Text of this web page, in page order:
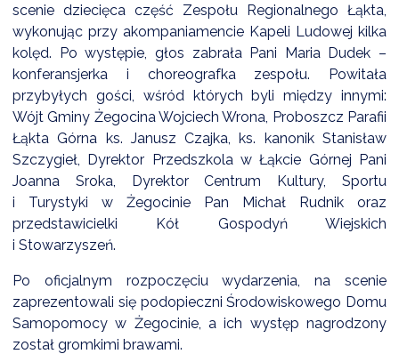
CZYSTE POWIETRZE
EWIDENCJA EMISYJNOŚCI BUDYNKÓW (CEEB)
scenie dziecięca część Zespołu Regionalnego Łąkta,
wykonując przy akompaniamencie Kapeli Ludowej kilka
kolęd. Po występie, głos zabrała Pani Maria Dudek –
konferansjerka i choreografka zespołu. Powitała
przybyłych gości, wśród których byli między innymi:
Wójt Gminy Żegocina Wojciech Wrona, Proboszcz Parafii
Łąkta Górna ks. Janusz Czajka, ks. kanonik Stanisław
Szczygieł, Dyrektor Przedszkola w Łąkcie Górnej Pani
Joanna Sroka, Dyrektor Centrum Kultury, Sportu
i Turystyki w Żegocinie Pan Michał Rudnik oraz
przedstawicielki Kół Gospodyń Wiejskich
i Stowarzyszeń.
Po oficjalnym rozpoczęciu wydarzenia, na scenie
zaprezentowali się podopieczni Środowiskowego Domu
Samopomocy w Żegocinie, a ich występ nagrodzony
został gromkimi brawami.